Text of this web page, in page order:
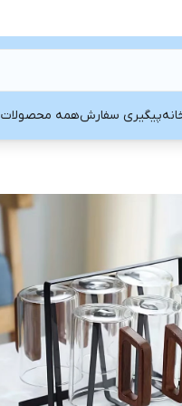
پیگیری سفارشهمه محصولات